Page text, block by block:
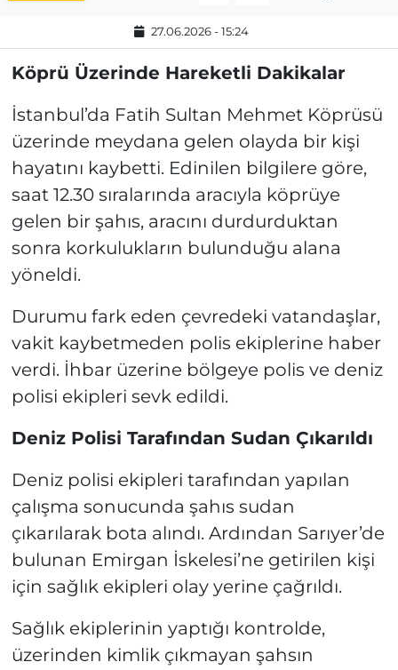
27.06.2026 - 15:24
Köprü Üzerinde Hareketli Dakikalar
İstanbul’da Fatih Sultan Mehmet Köprüsü
üzerinde meydana gelen olayda bir kişi
hayatını kaybetti. Edinilen bilgilere göre,
saat 12.30 sıralarında aracıyla köprüye
gelen bir şahıs, aracını durdurduktan
sonra korkulukların bulunduğu alana
yöneldi.
Durumu fark eden çevredeki vatandaşlar,
vakit kaybetmeden polis ekiplerine haber
verdi. İhbar üzerine bölgeye polis ve deniz
polisi ekipleri sevk edildi.
Deniz Polisi Tarafından Sudan Çıkarıldı
Deniz polisi ekipleri tarafından yapılan
çalışma sonucunda şahıs sudan
çıkarılarak bota alındı. Ardından Sarıyer’de
bulunan Emirgan İskelesi’ne getirilen kişi
için sağlık ekipleri olay yerine çağrıldı.
Sağlık ekiplerinin yaptığı kontrolde,
üzerinden kimlik çıkmayan şahsın